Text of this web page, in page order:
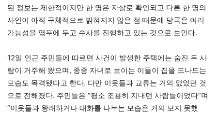
된 정보는 제한적이지만 한 명은 자살로 확인되고 다른 한 명의
사인이 아직 구체적으로 밝혀지지 않은 점 때문에 당국은 여러
가능성을 염두에 두고 수사를 진행하고 있는 것으로 보인다.
12일 인근 주민들에 따르면 사건이 발생한 주택에는 숨진 두 사
람이 거주해 왔으며, 종종 자녀로 보이는 이들이 집을 드나드는
모습도 목격됐다고 한다. 다만 이웃들과 교류는 거의 없었던 것
으로 전해졌다. 주민들은 “평소 조용히 지내던 사람들이었다”며
“이웃들과 왕래하거나 대화를 나누는 모습은 거의 보지 못했